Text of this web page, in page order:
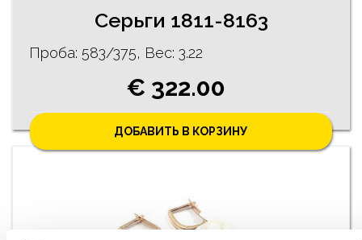
Серьги 1811-8163
Проба: 583/375, Bес: 3.22
€ 322.00
ДОБАВИТЬ В КОРЗИНУ